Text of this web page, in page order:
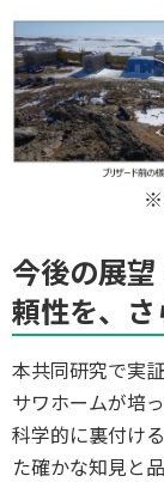
※
今後の展
頼性を、
本共同研究で実
サワホームが培
科学的に裏付け
た確かな知見と